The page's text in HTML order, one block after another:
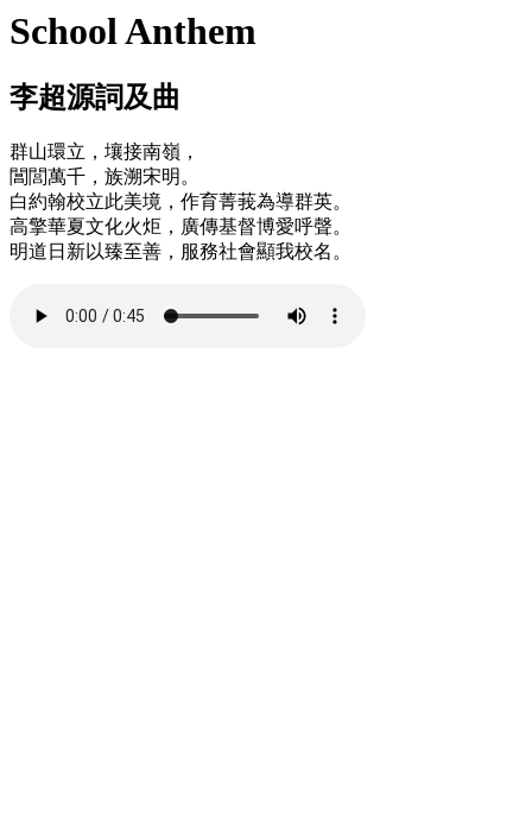
School Anthem
李超源詞及曲
群山環立，壤接南嶺，
閶閭萬千，族溯宋明。
白約翰校立此美境，作育菁莪為導群英。
高擎華夏文化火炬，廣傳基督博愛呼聲。
明道日新以臻至善，服務社會顯我校名。